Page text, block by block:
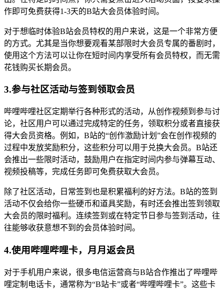
作即可免费获得1-3天的B站大会员体验时间。
对于想临时体验B站会员特权的用户来说，这是一个非常方便
的方式。尤其是当你想要观看某部限时大会员专属的番剧时，
使用这个方法可以让你在短时间内享受所有会员特权，而无需
花钱购买长期会员。
3.参与社区活动与签到领取会员
哔哩哔哩社区定期举行各种形式的活动，从创作视频到参与讨
论，社区用户可以通过完成特定的任务，领取积分或者直接获
得大会员资格。例如，B站的“创作激励计划”会在创作视频的
过程中发放奖励积分，这些积分可以用于兑换大会员。B站还
会推出一些限时活动，鼓励用户在指定时间内参与弹幕互动、
视频投稿等，完成任务即可免费获取大会员。
除了社区活动，日常签到也是积累福利的好方法。B站的签到
活动不仅会给你一些硬币和道具奖励，有时还会推出签到领取
大会员的限时福利。连续签到或在特定节日参与签到活动，往
往能够收获意想不到的会员体验时间。
4.使用哔哩哔哩卡，月月返会员
对于手机用户来说，很多电信运营商与B站合作推出了哔哩哔
哩定制电话卡，通常称为“B站卡”或者“哔哩哔哩卡”。这些卡